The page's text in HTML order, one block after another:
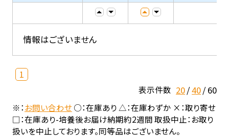
情報はございません
1
表示件数 20 40 60
※：お問い合わせ○：在庫あり △：在庫わずか ×：取り寄せ
□：在庫あり-培養後お届け納期約2週間 取扱中止：お取り
扱いを中止しております。同等品はございません。